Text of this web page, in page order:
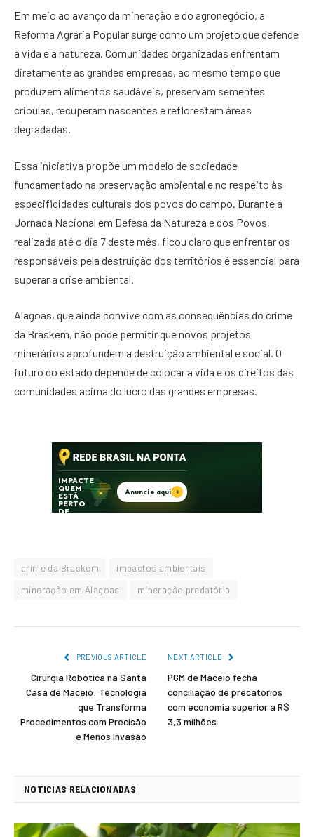
Em meio ao avanço da mineração e do agronegócio, a
Reforma Agrária Popular surge como um projeto que defende
a vida e a natureza. Comunidades organizadas enfrentam
diretamente as grandes empresas, ao mesmo tempo que
produzem alimentos saudáveis, preservam sementes
crioulas, recuperam nascentes e reflorestam áreas
degradadas.
Essa iniciativa propõe um modelo de sociedade
fundamentado na preservação ambiental e no respeito às
especificidades culturais dos povos do campo. Durante a
Jornada Nacional em Defesa da Natureza e dos Povos,
realizada até o dia 7 deste mês, ficou claro que enfrentar os
responsáveis pela destruição dos territórios é essencial para
superar a crise ambiental.
Alagoas, que ainda convive com as consequências do crime
da Braskem, não pode permitir que novos projetos
minerários aprofundem a destruição ambiental e social. O
futuro do estado depende de colocar a vida e os direitos das
comunidades acima do lucro das grandes empresas.
crime da Braskem
impactos ambientais
mineração em Alagoas
mineração predatória
PREVIOUS ARTICLE
Cirurgia Robótica na Santa
Casa de Maceió: Tecnologia
que Transforma
Procedimentos com Precisão
e Menos Invasão
NEXT ARTICLE
PGM de Maceió fecha
conciliação de precatórios
com economia superior a R$
3,3 milhões
NOTICIAS RELACIONADAS